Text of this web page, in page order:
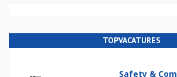
TOPVACATURES
Safety &